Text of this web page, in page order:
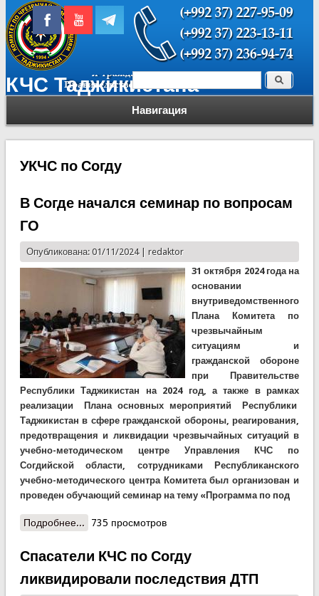
КЧС Таджикистана
Навигация
Форма поиска Поиск
УКЧС по Согду
В Согде начался семинар по вопросам
ГО
Опубликована: 01/11/2024 | redaktor
31 октября 2024 года на
основании
внутриведомственного
Плана Комитета по
чрезвычайным
ситуациям и
гражданской обороне
при Правительстве
Республики Таджикистан на 2024 год, а также в рамках
реализации Плана основных мероприятий Республики
Таджикистан в сфере гражданской обороны, реагирования,
предотвращения и ликвидации чрезвычайных ситуаций в
учебно-методическом центре Управления КЧС по
Согдийской области, сотрудниками Республиканского
учебно-методического центра Комитета был организован и
проведен обучающий семинар на тему «Программа по под
Подробнее... о В Согде начался семинар по вопросам ГО
735 просмотров
Спасатели КЧС по Согду
ликвидировали последствия ДТП